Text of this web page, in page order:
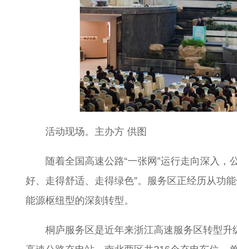
活动现场。主办方 供图
随着全国高速公路“一张网”运行走向深入，
好、走得舒适、走得绿色”。服务区正经历从功
能源枢纽型的深刻转型。
桐庐服务区是近年来浙江高速服务区转型升